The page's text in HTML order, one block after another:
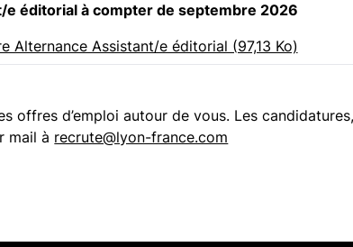
éditorial à compter de septembre 2026
Alternance Assistant/e éditorial (97,13 Ko)
offres d’emploi autour de vous. Les
mail à recrute@lyon-france.com